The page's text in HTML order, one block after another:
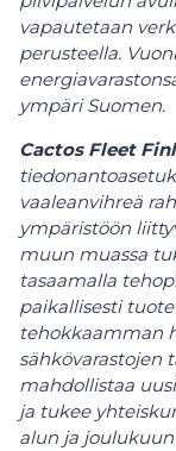
vapautetaan
perusteella.
ympäri Suomen.
Cactos Fleet
vaaleanvihreä
ympäristöön
muun muassa
tasaamalla
paikallisesti
tehokkaamman
sähkövarastojen
mahdollistaa
ja tukee
alun ja